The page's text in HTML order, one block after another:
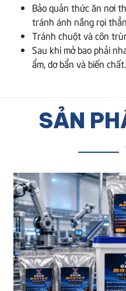
Bảo quản thức ăn nơi
tránh ánh nắng rọi
Tránh chuột và côn
Sau khi mở bao phải
ẩm, dơ bẩn và biến chất.
SẢN